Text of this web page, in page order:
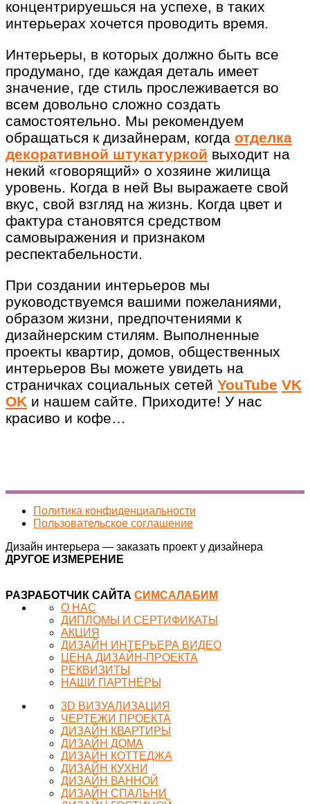
концентрируешься на успехе, в таких
интерьерах хочется проводить время.
Интерьеры, в которых должно быть все
продумано, где каждая деталь имеет
значение, где стиль прослеживается во
всем довольно сложно создать
самостоятельно. Мы рекомендуем
обращаться к дизайнерам, когда отделка
декоративной штукатуркой выходит на
некий «говорящий» о хозяине жилища
уровень. Когда в ней Вы выражаете свой
вкус, свой взгляд на жизнь. Когда цвет и
фактура становятся средством
самовыражения и признаком
респектабельности.
При создании интерьеров мы
руководствуемся вашими пожеланиями,
образом жизни, предпочтениями к
дизайнерским стилям. Выполненные
проекты квартир, домов, общественных
интерьеров Вы можете увидеть на
страничках социальных сетей YouTube VK
OK и нашем сайте. Приходите! У нас
красиво и кофе…
Политика конфиденциальности
Пользовательское соглашение
Дизайн интерьера — заказать проект у дизайнера
ДРУГОЕ ИЗМЕРЕНИЕ
РАЗРАБОТЧИК САЙТА СИМСАЛАБИМ
О НАС
ДИПЛОМЫ И СЕРТИФИКАТЫ
АКЦИЯ
ДИЗАЙН ИНТЕРЬЕРА ВИДЕО
ЦЕНА ДИЗАЙН-ПРОЕКТА
РЕКВИЗИТЫ
НАШИ ПАРТНЁРЫ
3D ВИЗУАЛИЗАЦИЯ
ЧЕРТЕЖИ ПРОЕКТА
ДИЗАЙН КВАРТИРЫ
ДИЗАЙН ДОМА
ДИЗАЙН КОТТЕДЖА
ДИЗАЙН КУХНИ
ДИЗАЙН ВАННОЙ
ДИЗАЙН СПАЛЬНИ